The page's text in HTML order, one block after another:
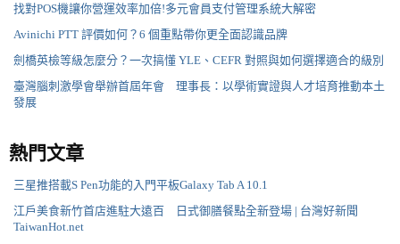
找對POS機讓你營運效率加倍!多元會員支付管理系統大解密
Avinichi PTT 評價如何？6 個重點帶你更全面認識品牌
劍橋英檢等級怎麼分？一次搞懂 YLE、CEFR 對照與如何選擇適合的級別
臺灣腦刺激學會舉辦首屆年會 理事長：以學術實證與人才培育推動本土
發展
熱門文章
三星推搭載S Pen功能的入門平板Galaxy Tab A 10.1
江戶美食新竹首店進駐大遠百 日式御膳餐點全新登場 | 台灣好新聞
TaiwanHot.net